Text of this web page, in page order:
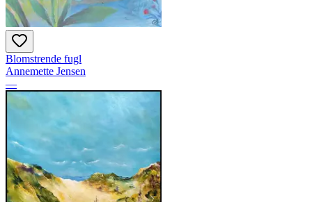
Blomstrende fugl
Annemette Jensen
—